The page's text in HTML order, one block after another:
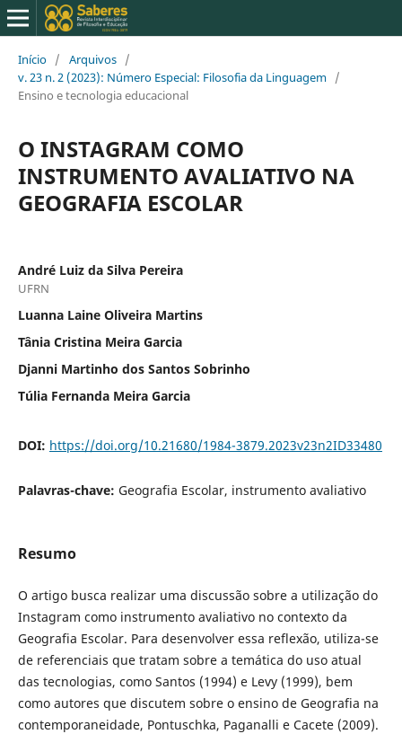
Início / Arquivos /
v. 23 n. 2 (2023): Número Especial: Filosofia da Linguagem /
Ensino e tecnologia educacional
O INSTAGRAM COMO
INSTRUMENTO AVALIATIVO NA
GEOGRAFIA ESCOLAR
André Luiz da Silva Pereira
UFRN
Luanna Laine Oliveira Martins
Tânia Cristina Meira Garcia
Djanni Martinho dos Santos Sobrinho
Túlia Fernanda Meira Garcia
DOI: https://doi.org/10.21680/1984-3879.2023v23n2ID33480
Palavras-chave: Geografia Escolar, instrumento avaliativo
Resumo
O artigo busca realizar uma discussão sobre a utilização do
Instagram como instrumento avaliativo no contexto da
Geografia Escolar. Para desenvolver essa reflexão, utiliza-se
de referenciais que tratam sobre a temática do uso atual
das tecnologias, como Santos (1994) e Levy (1999), bem
como autores que discutem sobre o ensino de Geografia na
contemporaneidade, Pontuschka, Paganalli e Cacete (2009).